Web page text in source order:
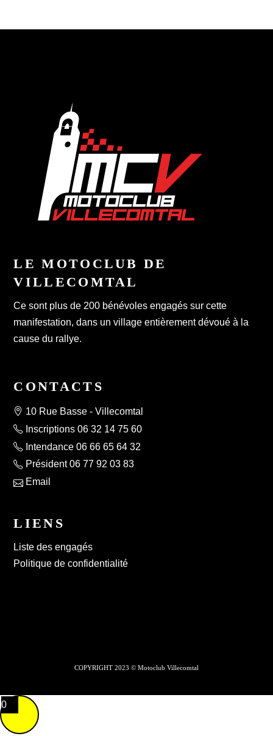
LE MOTOCLUB DE
VILLECOMTAL
Ce sont plus de 200 bénévoles engagés sur cette
manifestation, dans un village entièrement dévoué à la
cause du rallye.
CONTACTS
10 Rue Basse - Villecomtal
Inscriptions 06 32 14 75 60
Intendance 06 66 65 64 32
Président 06 77 92 03 83
Email
LIENS
Liste des engagés
Politique de confidentialité
COPYRIGHT 2023 © Motoclub Villecomtal
0